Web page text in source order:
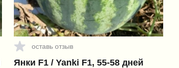
оставь отзыв
Янки F1 / Yanki F1, 55-58 дней